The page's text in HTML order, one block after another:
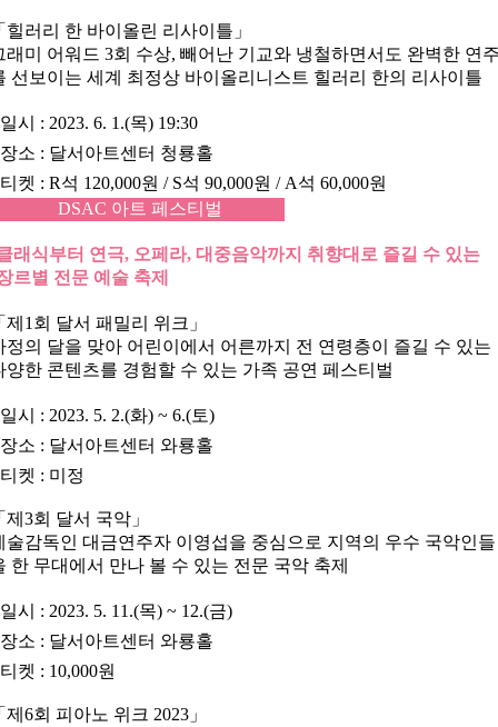
힐러리 한 바이올린 리사이틀 」
래미 어워드 3회 수상, 빼어난 기교와 냉철하면서도 완벽한 연
선보이는 세계 최정상 바이올리니스트 힐러리 한의 리사이틀
일시
: 2023. 6. 1.(목) 19:30
장소 : 달서아트센터 청룡홀
티켓 : R석 120,000원 / S석 90,000원 / A석 60,000원
DSAC 아트 페스티벌
래식부터 연극, 오페라, 대중음악까지 취향대로 즐길 수 있는
르별 전문 예술 축제
제1회 달서 패밀리 위크 」
정의 달을 맞아 어린이에서 어른까지 전 연령층이 즐길 수 있는
양한 콘텐츠를 경험할 수 있는 가족 공연 페스티벌
일시
: 2023. 5. 2.(화) ~ 6.(토)
장소 : 달서아트센터 와룡홀
티켓 : 미정
제3회 달서 국악 」
술감독인 대금연주자 이영섭을 중심으로 지역의 우수 국악인들
한 무대에서 만나 볼 수 있는 전문 국악 축제
일시
: 2023. 5. 11.(목) ~ 12.(금)
장소 : 달서아트센터 와룡홀
티켓 : 10,000원
제6회 피아노 위크 2023 」